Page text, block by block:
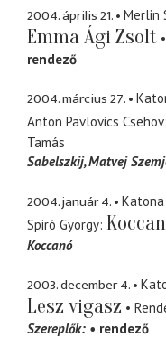
2004. április 21. Merlin
Emma Ági Zsolt
rendező
2004. március 27.
Anton Pavlovics Csehov
Tamás
Sabelszkij Matvej
2004. január 4.
Katona
Spiró György
Koccanó
2003. december 4.
Lesz vigasz
Szereplők:
rendező